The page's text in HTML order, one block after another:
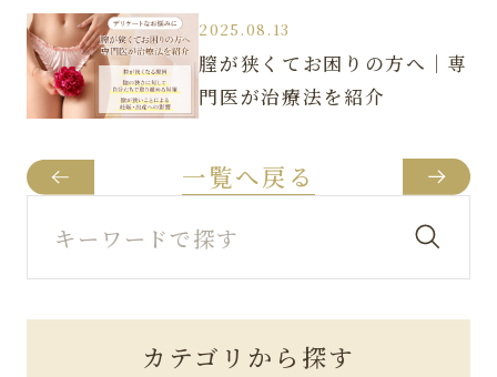
2025.08.13
膣が狭くてお困りの方へ｜専
門医が治療法を紹介
一覧へ戻る
カテゴリから探す